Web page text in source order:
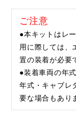
ご注意
●本キットはレ
用に際しては、
置の装着が必要
●装着車両の年
年式・キャブレ
要な場合もあり